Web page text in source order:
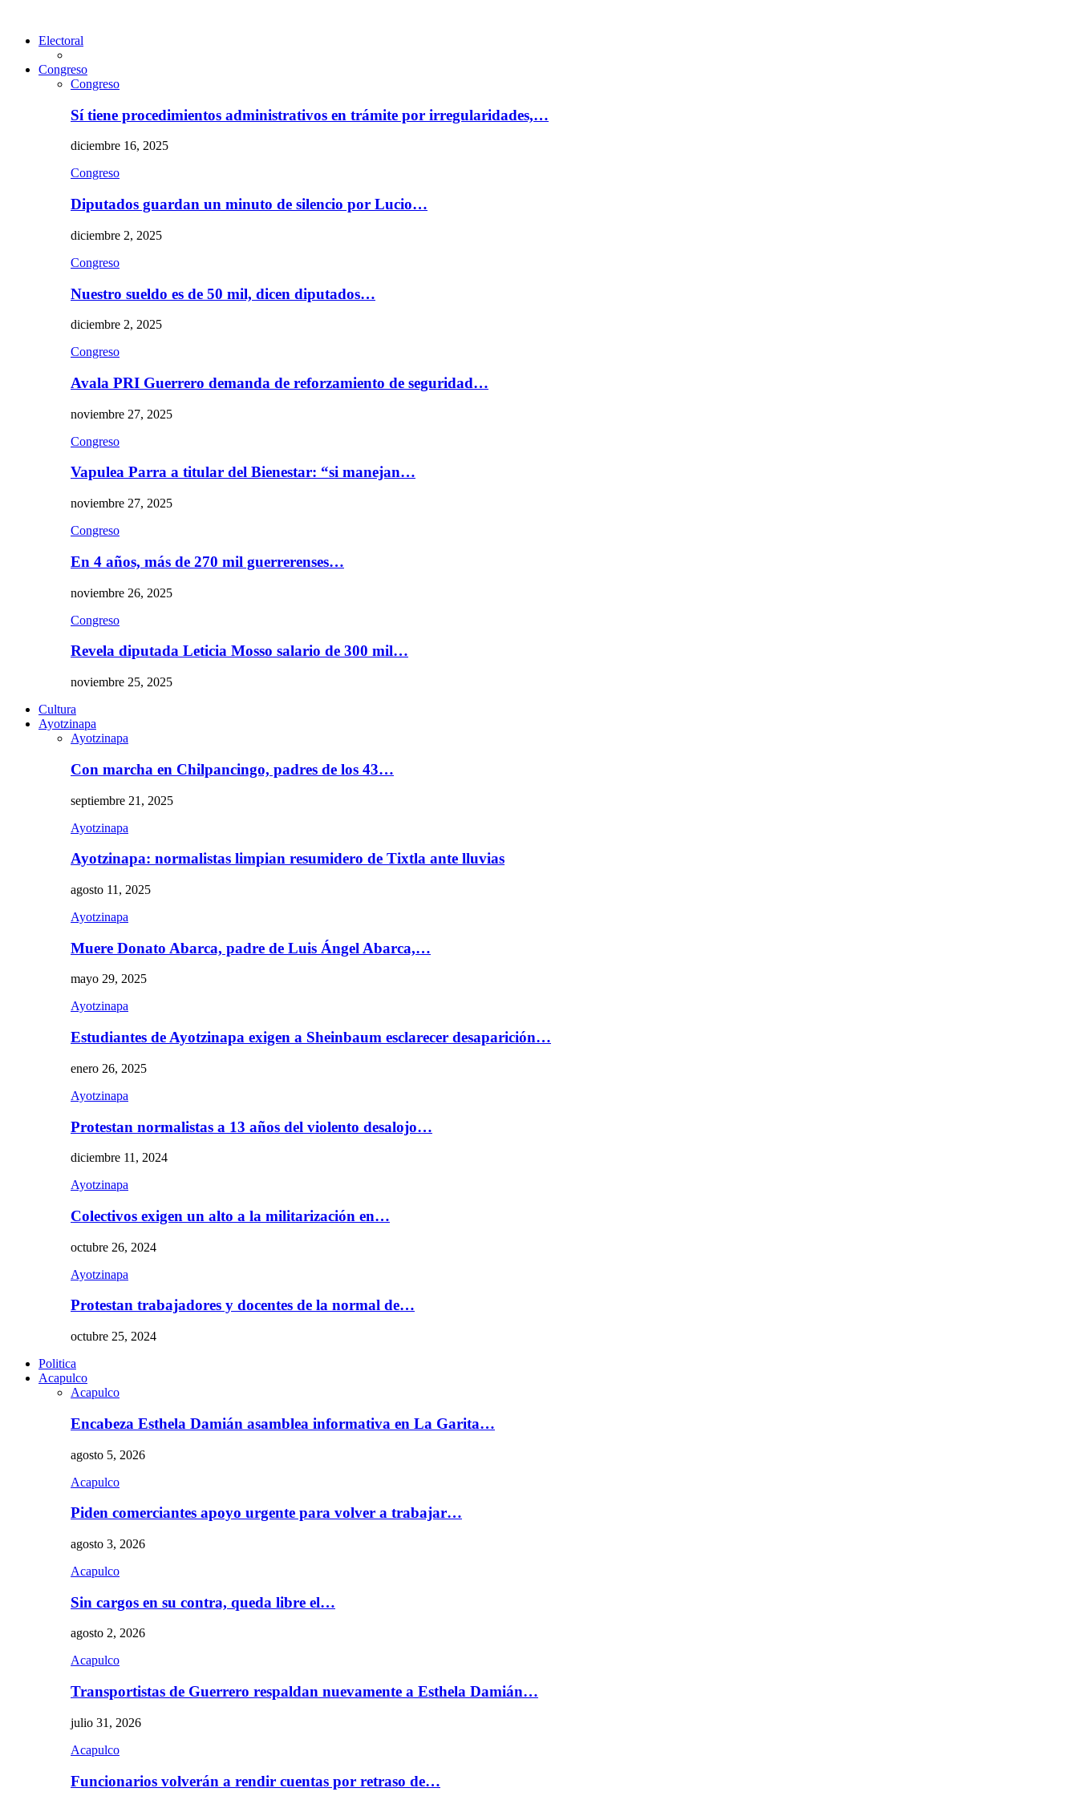
Electoral
Congreso
Congreso
Sí tiene procedimientos administrativos en trámite por irregularidades,…
diciembre 16, 2025
Congreso
Diputados guardan un minuto de silencio por Lucio…
diciembre 2, 2025
Congreso
Nuestro sueldo es de 50 mil, dicen diputados…
diciembre 2, 2025
Congreso
Avala PRI Guerrero demanda de reforzamiento de seguridad…
noviembre 27, 2025
Congreso
Vapulea Parra a titular del Bienestar: “si manejan…
noviembre 27, 2025
Congreso
En 4 años, más de 270 mil guerrerenses…
noviembre 26, 2025
Congreso
Revela diputada Leticia Mosso salario de 300 mil…
noviembre 25, 2025
Cultura
Ayotzinapa
Ayotzinapa
Con marcha en Chilpancingo, padres de los 43…
septiembre 21, 2025
Ayotzinapa
Ayotzinapa: normalistas limpian resumidero de Tixtla ante lluvias
agosto 11, 2025
Ayotzinapa
Muere Donato Abarca, padre de Luis Ángel Abarca,…
mayo 29, 2025
Ayotzinapa
Estudiantes de Ayotzinapa exigen a Sheinbaum esclarecer desaparición…
enero 26, 2025
Ayotzinapa
Protestan normalistas a 13 años del violento desalojo…
diciembre 11, 2024
Ayotzinapa
Colectivos exigen un alto a la militarización en…
octubre 26, 2024
Ayotzinapa
Protestan trabajadores y docentes de la normal de…
octubre 25, 2024
Politica
Acapulco
Acapulco
Encabeza Esthela Damián asamblea informativa en La Garita…
agosto 5, 2026
Acapulco
Piden comerciantes apoyo urgente para volver a trabajar…
agosto 3, 2026
Acapulco
Sin cargos en su contra, queda libre el…
agosto 2, 2026
Acapulco
Transportistas de Guerrero respaldan nuevamente a Esthela Damián…
julio 31, 2026
Acapulco
Funcionarios volverán a rendir cuentas por retraso de…